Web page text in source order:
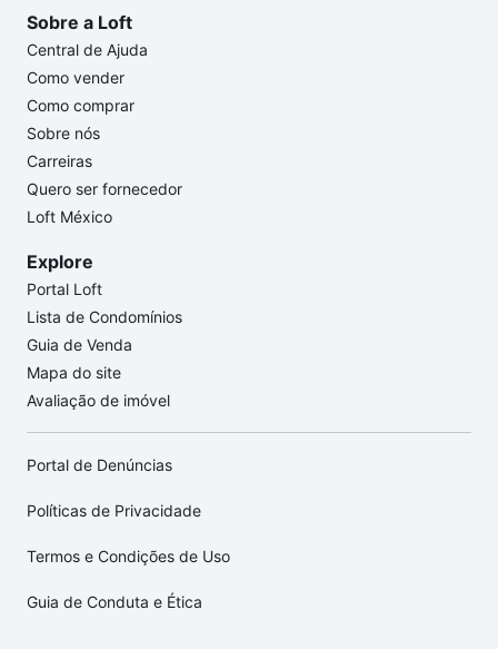
Sobre a Loft
Central de Ajuda
Como vender
Como comprar
Sobre nós
Carreiras
Quero ser fornecedor
Loft México
Explore
Portal Loft
Lista de Condomínios
Guia de Venda
Mapa do site
Avaliação de imóvel
Portal de Denúncias
Políticas de Privacidade
Termos e Condições de Uso
Guia de Conduta e Ética